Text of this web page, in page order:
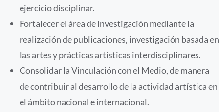
ejercicio disciplinar.
Fortalecer el área de investigación mediante la
realización de publicaciones, investigación basada en
las artes y prácticas artísticas interdisciplinares.
Consolidar la Vinculación con el Medio, de manera
de contribuir al desarrollo de la actividad artística en
el ámbito nacional e internacional.